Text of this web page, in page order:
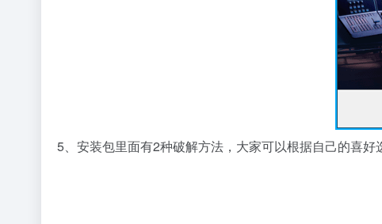
5、安装包里面有2种破解方法，大家可以根据自己的喜好